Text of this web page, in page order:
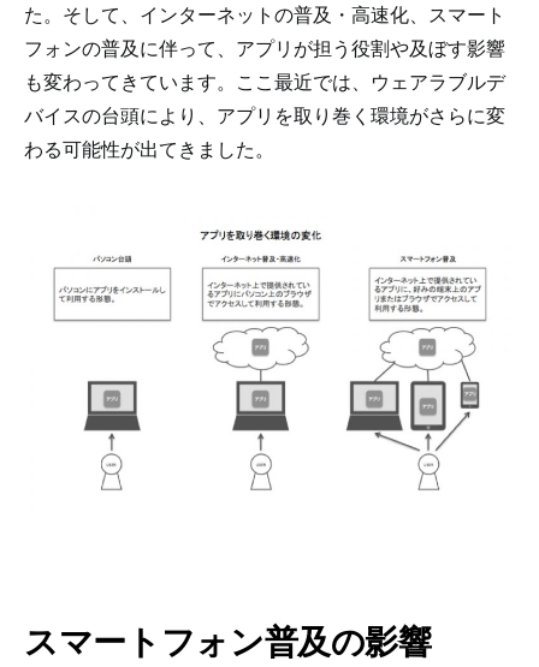
た。そして、インターネットの普及・高速化、スマート
フォンの普及に伴って、アプリが担う役割や及ぼす影響
も変わってきています。ここ最近では、ウェアラブルデ
バイスの台頭により、アプリを取り巻く環境がさらに変
わる可能性が出てきました。
スマートフォン普及の影響